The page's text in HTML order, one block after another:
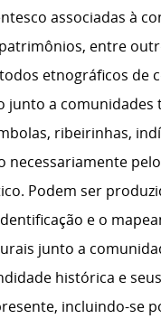
associadas à
entre
etnográficos de
junto a comunidades
ribeirinhas,
necessariamente
Podem ser
e o
junto a
histórica e
incluindo-se